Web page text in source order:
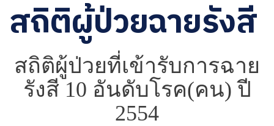
สถิติผู้ป่วยฉายรังสี
สถิติผู้ป่วยที่เข้ารับการฉาย
รังสี 10 อันดับโรค(คน) ปี
2554